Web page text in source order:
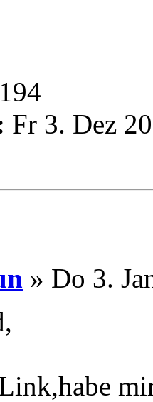
Fr 3. Dez
» Do 3.